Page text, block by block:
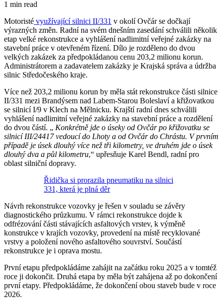
1 min read
Motoristé využívající silnici II/331 v okolí Ovčár se dočkají
výrazných změn. Radní na svém dnešním zasedání schválili několik
etap velké rekonstrukce a vyhlášení nadlimitní veřejné zakázky na
stavební práce v otevřeném řízení. Dílo je rozděleno do dvou
velkých zakázek za předpokládanou cenu 203,2 milionu korun.
Administrátorem a zadavatelem zakázky je Krajská správa a údržba
silnic Středočeského kraje.
Více než 203,2 milionu korun by měla stát rekonstrukce části silnice
II/331 mezi Brandýsem nad Labem-Starou Boleslaví a křižovatkou
se silnicí I/9 v Klech na Mělnicku. Krajští radní dnes schválili
vyhlášení nadlimitní veřejné zakázky na stavební práce a rozdělení
do dvou částí. „ Konkrétně jde o úseky od Ovčár po křižovatku se
silnicí III/24417 vedoucí do Lhoty a od Ovčár do Chrástu. V prvním
případě je úsek dlouhý více než tři kilometry, ve druhém jde o úsek
dlouhý dva a půl kilometru,“ upřesňuje Karel Bendl, radní pro
oblast silniční dopravy.
Řidička si prorazila pneumatiku na silnici
331, která je plná děr
Návrh rekonstrukce vozovky je řešen v souladu se závěry
diagnostického průzkumu. V rámci rekonstrukce dojde k
odfrézování části stávajících asfaltových vrstev, k výměně
konstrukce v krajích vozovky, provedení na místě recyklované
vrstvy a položení nového asfaltového souvrství. Součástí
rekonstrukce je i oprava mostu.
První etapu předpokládáme zahájit na začátku roku 2025 a v tomtéž
roce ji dokončit. Druhá etapa by měla být zahájena až po dokončení
první etapy. Předpokládáme, že dokončení obou staveb bude v roce
2026.